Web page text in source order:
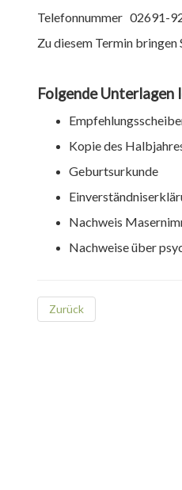
Telefonnummer 02691-
Zu diesem Termin
Folgende Unterlagen
Kopie des
Geburtsurkunde
Nachweis
Nachweise über
Zurück